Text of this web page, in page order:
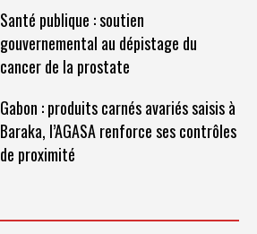
Santé publique : soutien
gouvernemental au dépistage du
cancer de la prostate
Gabon : produits carnés avariés saisis à
Baraka, l’AGASA renforce ses contrôles
de proximité